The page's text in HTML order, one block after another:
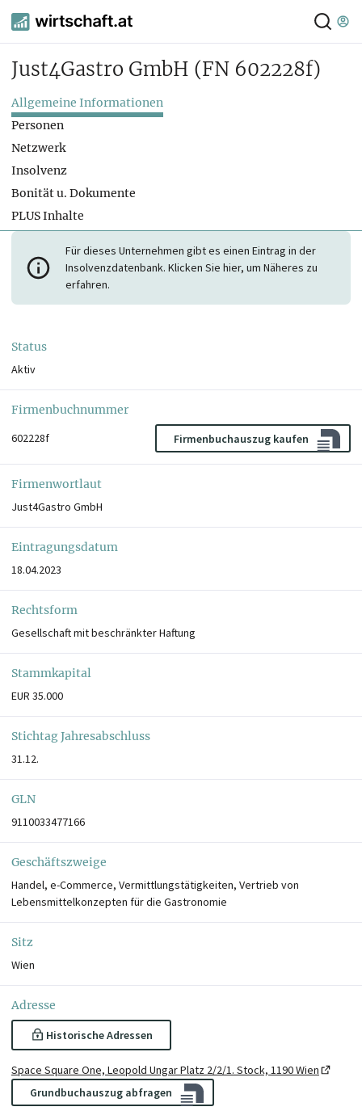
Just4Gastro GmbH (FN 602228f)
Allgemeine Informationen
Personen
Netzwerk
Insolvenz
Bonität u. Dokumente
PLUS Inhalte
Für dieses Unternehmen gibt es einen Eintrag in der
Insolvenzdatenbank. Klicken Sie hier, um Näheres zu
erfahren.
Status
Aktiv
Firmenbuchnummer
602228f
Firmenbuchauszug kaufen
Firmenwortlaut
Just4Gastro GmbH
Eintragungsdatum
18.04.2023
Rechtsform
Gesellschaft mit beschränkter Haftung
Stammkapital
EUR 35.000
Stichtag Jahresabschluss
31.12.
GLN
9110033477166
Geschäftszweige
Handel, e-Commerce, Vermittlungstätigkeiten, Vertrieb von
Lebensmittelkonzepten für die Gastronomie
Sitz
Wien
Adresse
Historische Adressen
Space Square One, Leopold Ungar Platz 2/2/1. Stock, 1190 Wien
Grundbuchauszug abfragen